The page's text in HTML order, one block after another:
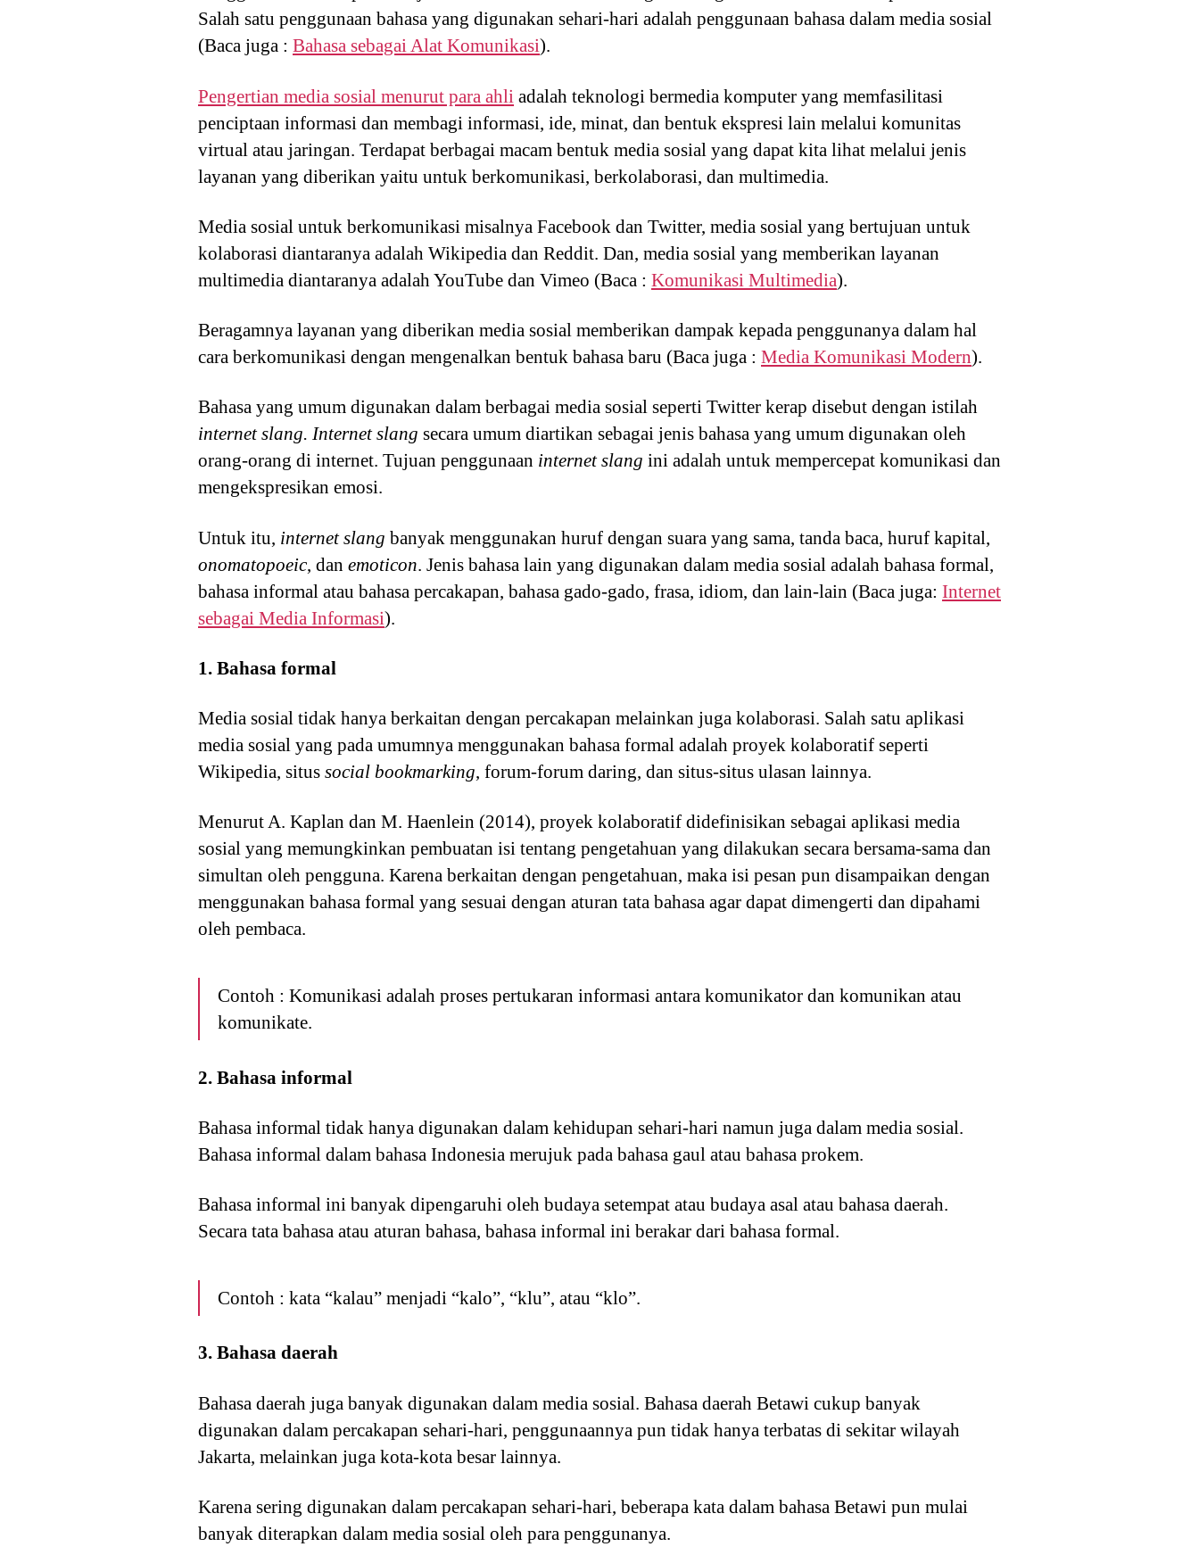
Salah satu penggunaan bahasa yang digunakan sehari-hari adalah penggunaan bahasa dalam media sosial
(Baca juga : Bahasa sebagai Alat Komunikasi).
Pengertian media sosial menurut para ahli adalah teknologi bermedia komputer yang memfasilitasi
penciptaan informasi dan membagi informasi, ide, minat, dan bentuk ekspresi lain melalui komunitas
virtual atau jaringan. Terdapat berbagai macam bentuk media sosial yang dapat kita lihat melalui jenis
layanan yang diberikan yaitu untuk berkomunikasi, berkolaborasi, dan multimedia.
Media sosial untuk berkomunikasi misalnya Facebook dan Twitter, media sosial yang bertujuan untuk
kolaborasi diantaranya adalah Wikipedia dan Reddit. Dan, media sosial yang memberikan layanan
multimedia diantaranya adalah YouTube dan Vimeo (Baca : Komunikasi Multimedia).
Beragamnya layanan yang diberikan media sosial memberikan dampak kepada penggunanya dalam hal
cara berkomunikasi dengan mengenalkan bentuk bahasa baru (Baca juga : Media Komunikasi Modern).
Bahasa yang umum digunakan dalam berbagai media sosial seperti Twitter kerap disebut dengan istilah
internet slang. Internet slang secara umum diartikan sebagai jenis bahasa yang umum digunakan oleh
orang-orang di internet. Tujuan penggunaan internet slang ini adalah untuk mempercepat komunikasi dan
mengekspresikan emosi.
Untuk itu, internet slang banyak menggunakan huruf dengan suara yang sama, tanda baca, huruf kapital,
onomatopoeic, dan emoticon. Jenis bahasa lain yang digunakan dalam media sosial adalah bahasa formal,
bahasa informal atau bahasa percakapan, bahasa gado-gado, frasa, idiom, dan lain-lain (Baca juga: Internet
sebagai Media Informasi).
1. Bahasa formal
Media sosial tidak hanya berkaitan dengan percakapan melainkan juga kolaborasi. Salah satu aplikasi
media sosial yang pada umumnya menggunakan bahasa formal adalah proyek kolaboratif seperti
Wikipedia, situs social bookmarking, forum-forum daring, dan situs-situs ulasan lainnya.
Menurut A. Kaplan dan M. Haenlein (2014), proyek kolaboratif didefinisikan sebagai aplikasi media
sosial yang memungkinkan pembuatan isi tentang pengetahuan yang dilakukan secara bersama-sama dan
simultan oleh pengguna. Karena berkaitan dengan pengetahuan, maka isi pesan pun disampaikan dengan
menggunakan bahasa formal yang sesuai dengan aturan tata bahasa agar dapat dimengerti dan dipahami
oleh pembaca.
Contoh : Komunikasi adalah proses pertukaran informasi antara komunikator dan komunikan atau
komunikate.
2. Bahasa informal
Bahasa informal tidak hanya digunakan dalam kehidupan sehari-hari namun juga dalam media sosial.
Bahasa informal dalam bahasa Indonesia merujuk pada bahasa gaul atau bahasa prokem.
Bahasa informal ini banyak dipengaruhi oleh budaya setempat atau budaya asal atau bahasa daerah.
Secara tata bahasa atau aturan bahasa, bahasa informal ini berakar dari bahasa formal.
Contoh : kata “kalau” menjadi “kalo”, “klu”, atau “klo”.
3. Bahasa daerah
Bahasa daerah juga banyak digunakan dalam media sosial. Bahasa daerah Betawi cukup banyak
digunakan dalam percakapan sehari-hari, penggunaannya pun tidak hanya terbatas di sekitar wilayah
Jakarta, melainkan juga kota-kota besar lainnya.
Karena sering digunakan dalam percakapan sehari-hari, beberapa kata dalam bahasa Betawi pun mulai
banyak diterapkan dalam media sosial oleh para penggunanya.